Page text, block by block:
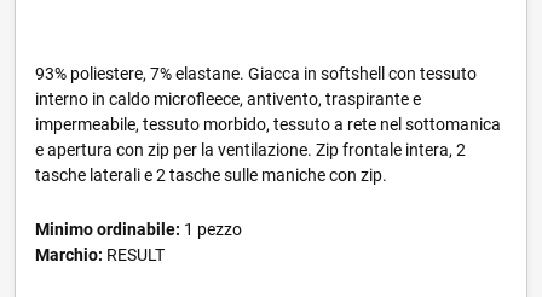
93% poliestere, 7% elastane. Giacca in softshell con tessuto
interno in caldo microfleece, antivento, traspirante e
impermeabile, tessuto morbido, tessuto a rete nel sottomanica
e apertura con zip per la ventilazione. Zip frontale intera, 2
tasche laterali e 2 tasche sulle maniche con zip.
Minimo ordinabile: 1 pezzo
Marchio: RESULT